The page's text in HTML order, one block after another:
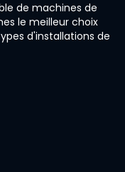
de machines de
le meilleur choix
d'installations de